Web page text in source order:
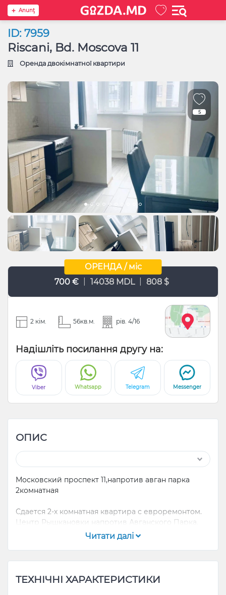
Anunţ
ID: 7959
Riscani, Bd. Moscova 11
Оренда двокімнатної квартири
5
ОРЕНДА / міс
700 €
14038 MDL 808 $
2 кім. 56кв.м. рів. 4/16
Надішліть посилання другу на:
Viber Whatsapp Telegram Messenger
ОПИС
Московский проспект 11,напротив авган парка
2комнатная
Сдается 2-х комнатная квартира с евроремонтом.
Центр Рышкановки напротив Авганского Парка.
Деталий по указанному телефону.
Читати далі
ТЕХНІЧНІ ХАРАКТЕРИСТИКИ